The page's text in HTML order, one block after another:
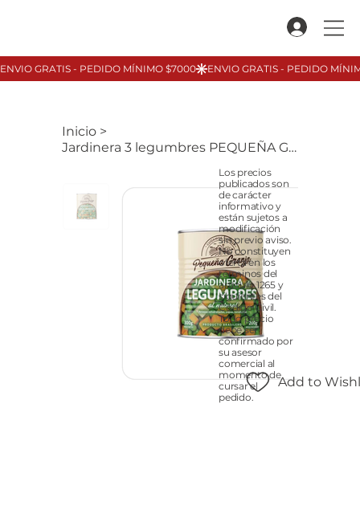
Inicio >
Jardinera 3 legumbres PEQUEÑA GRANJA, 200gr
Add to
Los precios
publicados son
de carácter
informativo y
están sujetos a
modificación
sin previo aviso.
No constituyen
oferta en los
términos del
artículo 1265 y
siguientes del
Código Civil.
Todo precio
debe ser
confirmado por
su asesor
comercial al
momento de
cursar el
pedido.